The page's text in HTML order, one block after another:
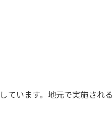
ています。地元で実施され